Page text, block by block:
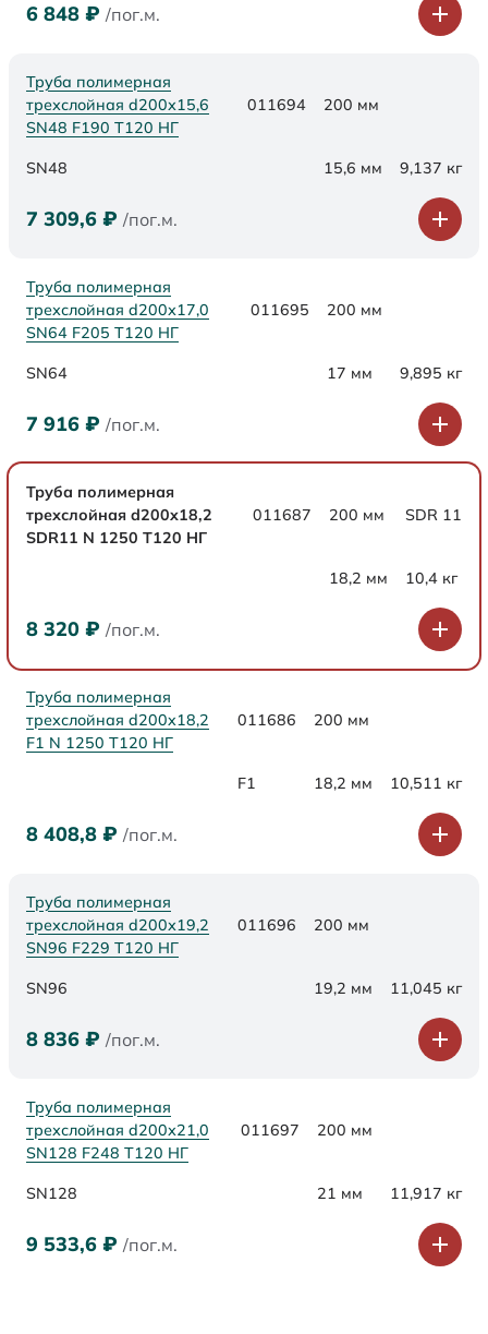
6 848 ₽ /пог.м.
Труба полимерная
трехслойная d200х15,6
SN48 F190 Т120 НГ
011694 200 мм
SN48 15,6 мм 9,137 кг
7 309,6 ₽ /пог.м.
Труба полимерная
трехслойная d200х17,0
SN64 F205 Т120 НГ
011695 200 мм
SN64 17 мм 9,895 кг
7 916 ₽ /пог.м.
Труба полимерная
трехслойная d200x18,2
SDR11 N 1250 Т120 НГ
011687 200 мм SDR 11
18,2 мм 10,4 кг
8 320 ₽ /пог.м.
Труба полимерная
трехслойная d200x18,2
F1 N 1250 Т120 НГ
011686 200 мм
F1 18,2 мм 10,511 кг
8 408,8 ₽ /пог.м.
Труба полимерная
трехслойная d200х19,2
SN96 F229 Т120 НГ
011696 200 мм
SN96 19,2 мм 11,045 кг
8 836 ₽ /пог.м.
Труба полимерная
трехслойная d200х21,0
SN128 F248 Т120 НГ
011697 200 мм
SN128 21 мм 11,917 кг
9 533,6 ₽ /пог.м.